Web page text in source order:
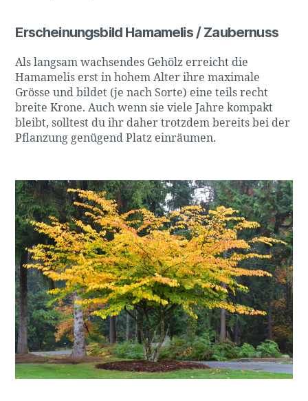
Erscheinungsbild Hamamelis / Zaubernuss
Als langsam wachsendes Gehölz erreicht die
Hamamelis erst in hohem Alter ihre maximale
Grösse und bildet (je nach Sorte) eine teils recht
breite Krone. Auch wenn sie viele Jahre kompakt
bleibt, solltest du ihr daher trotzdem bereits bei der
Pflanzung genügend Platz einräumen.